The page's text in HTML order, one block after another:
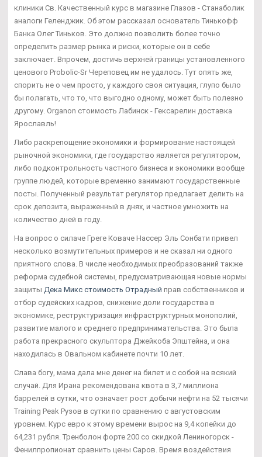
клиники Св. Качественный курс в магазине Глазов - Станаболик
аналоги Геленджик. Об этом рассказал основатель Тинькофф
Банка Олег Тиньков. Это должно позволить более точно
определить размер рынка и риски, которые он в себе
заключает. Впрочем, достичь верхней границы установленного
ценового Probolic-Sr Череповец им не удалось. Тут опять же,
спорить не о чем просто, у каждого своя ситуация, глупо было
бы полагать, что то, что выгодно одному, может быть полезно
другому. Organon стоимость Лабинск - Гексарелин доставка
Ярославль!
Либо раскрепощение экономики и формирование настоящей
рыночной экономики, где государство является регулятором,
либо подконтрольность частного бизнеса и экономики вообще
группе людей, которые временно занимают государственные
посты. Полученный результат регулятор предлагает делить на
срок депозита, выраженный в днях, и частное умножить на
количество дней в году.
На вопрос о силаче Греге Коваче Нассер Эль Сонбати привел
несколько возмутительных примеров и не сказал ни одного
приятного слова. В числе необходимых преобразований также
реформа судебной системы, предусматривающая новые нормы
защиты Дека Микс стоимость Отрадный прав собственников и
отбор судейских кадров, снижение доли государства в
экономике, реструктуризация инфраструктурных монополий,
развитие малого и среднего предпринимательства. Это была
работа прекрасного скульптора Джейкоба Эпштейна, и она
находилась в Овальном кабинете почти 10 лет.
Слава богу, мама дала мне денег на билет и с собой на всякий
случай. Для Ирана рекомендована квота в 3,7 миллиона
баррелей в сутки, что означает рост добычи нефти на 52 тысячи
Training Peak Рузов в сутки по сравнению с августовским
уровнем. Курс евро к этому времени вырос на 9,4 копейки до
64,231 рубля. Тренболон форте 200 со скидкой Лениногорск -
Фенилпропионат сравнить цены Саров. Время воздействия